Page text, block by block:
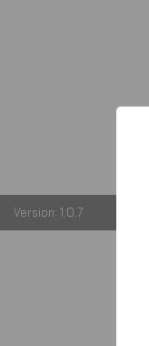
Version: 1.0.7